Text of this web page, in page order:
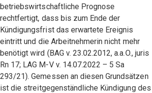
betriebswirtschaftliche Prognose
rechtfertigt, dass bis zum Ende der
Kündigungsfrist das erwartete Ereignis
eintritt und die Arbeitnehmerin nicht mehr
benötigt wird (BAG v. 23.02.2012, a.a.O., juris
Rn 17; LAG M-V v. 14.07.2022 – 5 Sa
293/21). Gemessen an diesen Grundsätzen
ist die streitgegenständliche Kündigung des